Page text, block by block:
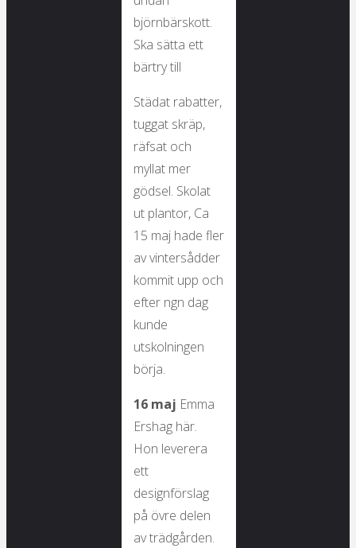
björnbärskott.
Ska sätta ett
bärtry till
Städat rabatter,
tuggat skräp,
räfsat och
myllat mer
gödsel. Skolat
ut plantor, Ca
15 maj hade fler
av vintersådder
kommit upp och
efter ngn dag
kunde
utskolningen
börja.
16 maj Emma
Ershag här.
Hon leverera
ett
designförslag
på övre delen
av trädgården.